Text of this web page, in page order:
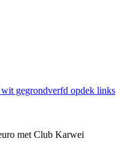
gegrondverfd opdek links
met Club Karwei